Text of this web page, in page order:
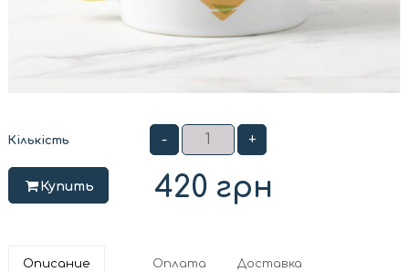
Кількість - +
Купить 420 грн
Описание Оплата Доставка